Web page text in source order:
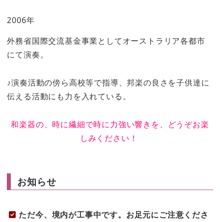
2006年
外務省国際交流基金事業としてオーストラリア各都市
にて演奏。
♪演奏活動の傍ら高校等で指導、邦楽の良さを子供達に
伝える活動にも力を入れている。
和楽器の、時に繊細で時に力強い響きを、どうぞお楽
しみください！
お知らせ
ただ今、境内が工事中です。お足元にご注意くださ